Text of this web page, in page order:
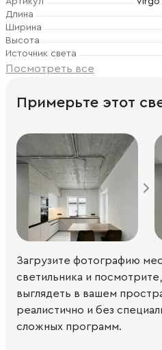
Длина
Ширина
Высота
Источник света
Посмотреть все
Примерьте этот
Загрузите фотографию
светильника и
выглядеть в вашем
реалистично и без
сложных программ.